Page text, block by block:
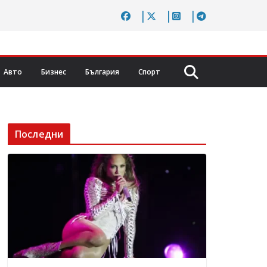
Авто Бизнес България Спорт
Последни